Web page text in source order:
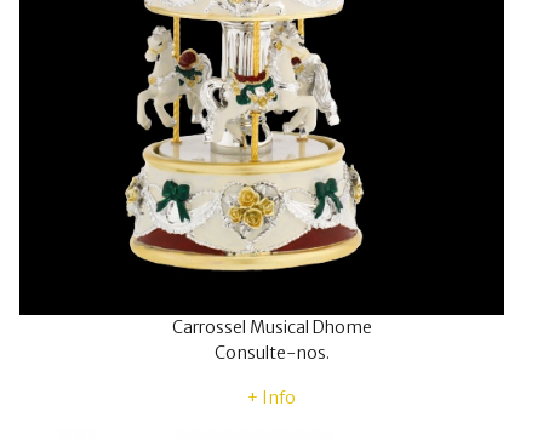
Carrossel Musical Dhome
Consulte-nos.
+ Info